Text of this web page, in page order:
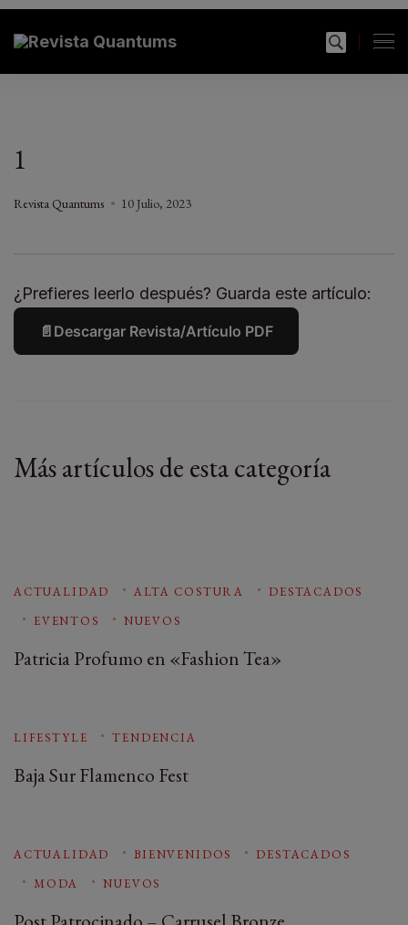
Revista Quantums
Todo sobre Moda, cultura, gastronomía y estilo de
1
Revista Quantums 10 Julio, 2023
¿Prefieres leerlo después? Guarda este artículo:
📄 Descargar Revista/Artículo PDF
Más artículos de esta categoría
ACTUALIDAD ALTA COSTURA
DESTACADOS
EVENTOS
NUEVOS
Patricia Profumo en «Fashion Tea»
LIFESTYLE TENDENCIA
Baja Sur Flamenco Fest
ACTUALIDAD BIENVENIDOS
DESTACADOS
MODA
NUEVOS
modal-check